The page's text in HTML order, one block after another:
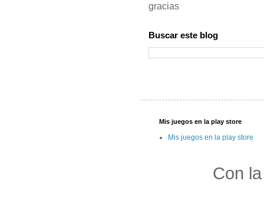
gracias
Buscar este blog
Mis juegos en la play store
Mis juegos en la play store
Con